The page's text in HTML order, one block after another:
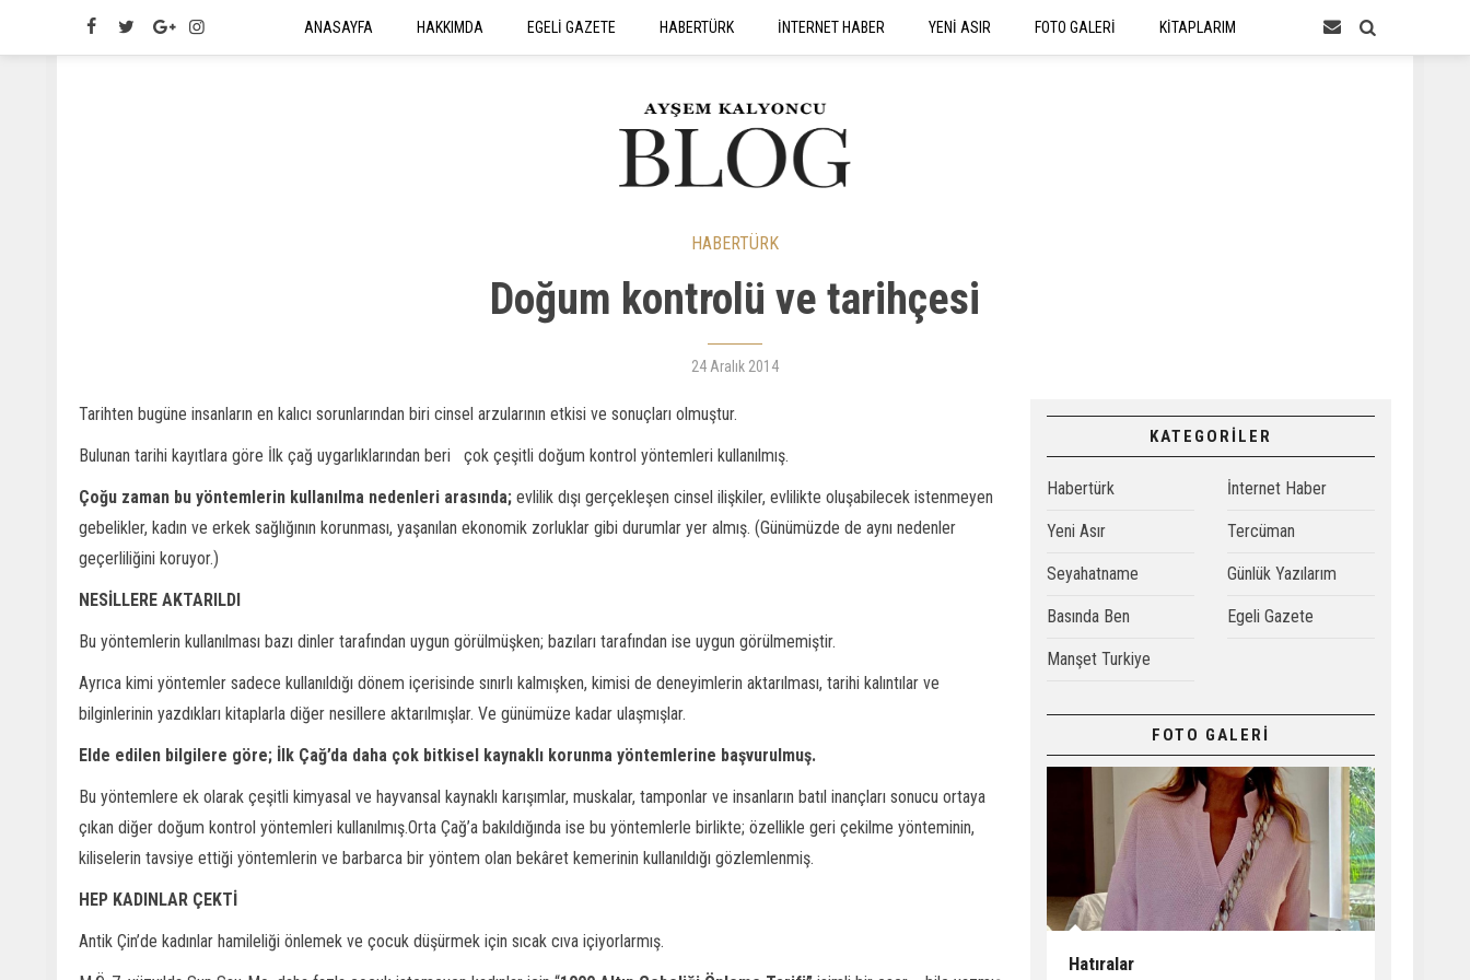
ANASAYFA HAKKIMDA EGELİ GAZETE HABERTÜRK İNTERNET HABER YENİ ASIR FOTO GALERİ
KİTAPLARIM
SEYAHATNAME
HABERTÜRK
Doğum kontrolü ve tarihçesi
24 Aralık 2014
Tarihten bugüne insanların en kalıcı sorunlarından biri cinsel arzularının etkisi ve sonuçları olmuştur.
Bulunan tarihi kayıtlara göre İlk çağ uygarlıklarından beri çok çeşitli doğum kontrol yöntemleri kullanılmış.
Çoğu zaman bu yöntemlerin kullanılma nedenleri arasında; evlilik dışı gerçekleşen cinsel ilişkiler, evlilikte oluşabilecek istenmeyen
gebelikler, kadın ve erkek sağlığının korunması, yaşanılan ekonomik zorluklar gibi durumlar yer almış. (Günümüzde de aynı nedenler
geçerliliğini koruyor.)
NESİLLERE AKTARILDI
Bu yöntemlerin kullanılması bazı dinler tarafından uygun görülmüşken; bazıları tarafından ise uygun görülmemiştir.
Ayrıca kimi yöntemler sadece kullanıldığı dönem içerisinde sınırlı kalmışken, kimisi de deneyimlerin aktarılması, tarihi kalıntılar ve
bilginlerinin yazdıkları kitaplarla diğer nesillere aktarılmışlar. Ve günümüze kadar ulaşmışlar.
Elde edilen bilgilere göre; İlk Çağ’da daha çok bitkisel kaynaklı korunma yöntemlerine başvurulmuş.
Bu yöntemlere ek olarak çeşitli kimyasal ve hayvansal kaynaklı karışımlar, muskalar, tamponlar ve insanların batıl inançları sonucu ortaya
çıkan diğer doğum kontrol yöntemleri kullanılmış.Orta Çağ’a bakıldığında ise bu yöntemlerle birlikte; özellikle geri çekilme yönteminin,
kiliselerin tavsiye ettiği yöntemlerin ve barbarca bir yöntem olan bekâret kemerinin kullanıldığı gözlemlenmiş.
HEP KADINLAR ÇEKTİ
Antik Çin’de kadınlar hamileliği önlemek ve çocuk düşürmek için sıcak cıva içiyorlarmış.
KATEGORİLER
Habertürk İnternet Haber
Yeni Asır Tercüman
Seyahatname Günlük Yazılarım
Basında Ben Egeli Gazete
Manşet Turkiye
FOTO GALERİ
Hatıralar